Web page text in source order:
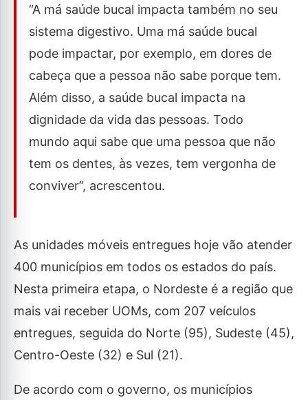
“A má saúde bucal impacta também no seu
sistema digestivo. Uma má saúde bucal
pode impactar, por exemplo, em dores de
cabeça que a pessoa não sabe porque tem.
Além disso, a saúde bucal impacta na
dignidade da vida das pessoas. Todo
mundo aqui sabe que uma pessoa que não
tem os dentes, às vezes, tem vergonha de
conviver”, acrescentou.
As unidades móveis entregues hoje vão atender
400 municípios em todos os estados do país.
Nesta primeira etapa, o Nordeste é a região que
mais vai receber UOMs, com 207 veículos
entregues, seguida do Norte (95), Sudeste (45),
Centro-Oeste (32) e Sul (21).
De acordo com o governo, os municípios